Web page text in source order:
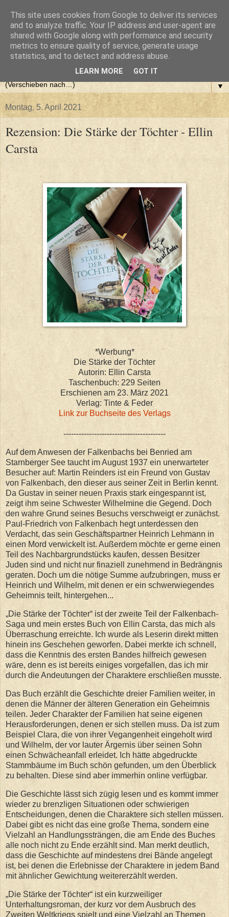
▼
Montag, 5. April 2021
Rezension: Die Stärke der Töchter - Ellin
Carsta
*Werbung*
Die Stärke der Töchter
Autorin: Ellin Carsta
Taschenbuch: 229 Seiten
Erschienen am 23. März 2021
Verlag: Tinte & Feder
Link zur Buchseite des Verlags
----------------------------------------
Auf dem Anwesen der Falkenbachs bei Benried am
Starnberger See taucht im August 1937 ein unerwarteter
Besucher auf: Martin Reinders ist ein Freund von Gustav
von Falkenbach, den dieser aus seiner Zeit in Berlin kennt.
Da Gustav in seiner neuen Praxis stark eingespannt ist,
zeigt ihm seine Schwester Wilhelmine die Gegend. Doch
den wahre Grund seines Besuchs verschweigt er zunächst.
Paul-Friedrich von Falkenbach hegt unterdessen den
Verdacht, das sein Geschäftspartner Heinrich Lehmann in
einen Mord verwickelt ist. Außerdem möchte er gerne einen
Teil des Nachbargrundstücks kaufen, dessen Besitzer
Juden sind und nicht nur finaziell zunehmend in Bedrängnis
geraten. Doch um die nötige Summe aufzubringen, muss er
Heinrich und Wilhelm, mit denen er ein schwerwiegendes
Geheimnis teilt, hintergehen...
„Die Stärke der Töchter“ ist der zweite Teil der Falkenbach-
Saga und mein erstes Buch von Ellin Carsta, das mich als
Überraschung erreichte. Ich wurde als Leserin direkt mitten
hinein ins Geschehen geworfen. Dabei merkte ich schnell,
dass die Kenntnis des ersten Bandes hilfreich gewesen
wäre, denn es ist bereits einiges vorgefallen, das ich mir
durch die Andeutungen der Charaktere erschließen musste.
Das Buch erzählt die Geschichte dreier Familien weiter, in
denen die Männer der älteren Generation ein Geheimnis
teilen. Jeder Charakter der Familien hat seine eigenen
Herausforderungen, denen er sich stellen muss. Da ist zum
Beispiel Clara, die von ihrer Vegangenheit eingeholt wird
und Wilhelm, der vor lauter Ärgernis über seinen Sohn
einen Schwächeanfall erleidet. Ich hätte abgedruckte
Stammbäume im Buch schön gefunden, um den Überblick
zu behalten. Diese sind aber immerhin online verfügbar.
Die Geschichte lässt sich zügig lesen und es kommt immer
wieder zu brenzligen Situationen oder schwierigen
Entscheidungen, denen die Charaktere sich stellen müssen.
Dabei gibt es nicht das eine große Thema, sondern eine
Vielzahl an Handlungssträngen, die am Ende des Buches
alle noch nicht zu Ende erzählt sind. Man merkt deutlich,
dass die Geschichte auf mindestens drei Bände angelegt
ist, bei denen die Erlebnisse der Charaktere in jedem Band
mit ähnlicher Gewichtung weitererzählt werden.
„Die Stärke der Töchter“ ist ein kurzweiliger
Unterhaltungsroman, der kurz vor dem Ausbruch des
Zweiten Weltkriegs spielt und eine Vielzahl an Themen
This site uses cookies from Google to deliver its services
and to analyze traffic. Your IP address and user-agent are
shared with Google along with performance and security
metrics to ensure quality of service, generate usage
statistics, and to detect and address abuse.
LEARN MORE GOT IT